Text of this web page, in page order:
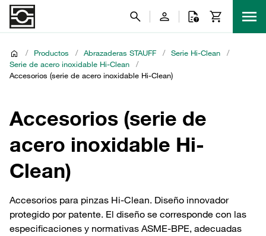
/ Productos / Abrazaderas STAUFF / Serie Hi-Clean
/
Serie de acero inoxidable Hi-Clean
/
Accesorios (serie de acero inoxidable Hi-Clean)
Accesorios (serie de
acero inoxidable Hi-
Clean)
Accesorios para pinzas Hi-Clean. Diseño innovador
protegido por patente. El diseño se corresponde con las
especificaciones y normativas ASME-BPE, adecuadas